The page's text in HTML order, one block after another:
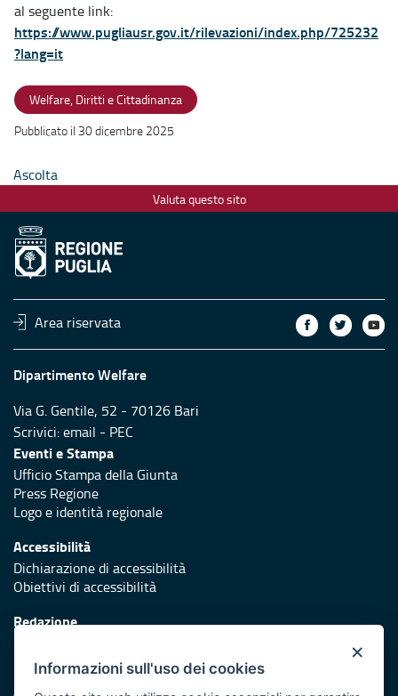
al seguente link:
https://www.pugliausr.gov.it/rilevazioni/index.php/725232
?lang=it
Welfare, Diritti e Cittadinanza
Pubblicato il 30 dicembre 2025
Ascolta
Valuta questo sito
Area riservata
Dipartimento Welfare
Via G. Gentile, 52 - 70126 Bari
Scrivici:email - PEC
Eventi e Stampa
Ufficio Stampa della Giunta
Press Regione
Logo e identità regionale
Accessibilità
Dichiarazione di accessibilità
Obiettivi di accessibilità
Redazione
Protezione civile
×
Informazioni sull'uso dei cookies